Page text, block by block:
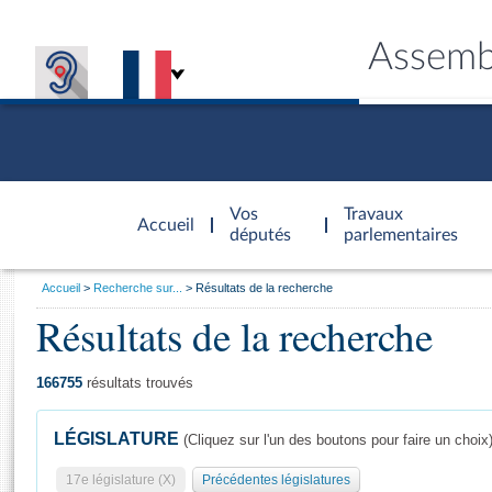
Accueil
d'accueil
Vos
députés
Travaux
parlementaires
Général
Vous
Accueil Recherche sur... Résultats de la recherche
Résultats de la recherche
166755 résultats trouvés
LÉGISLATURE (Cliquez sur l'un des boutons pour faire un choix)
17e législature (X) Précédentes législatures